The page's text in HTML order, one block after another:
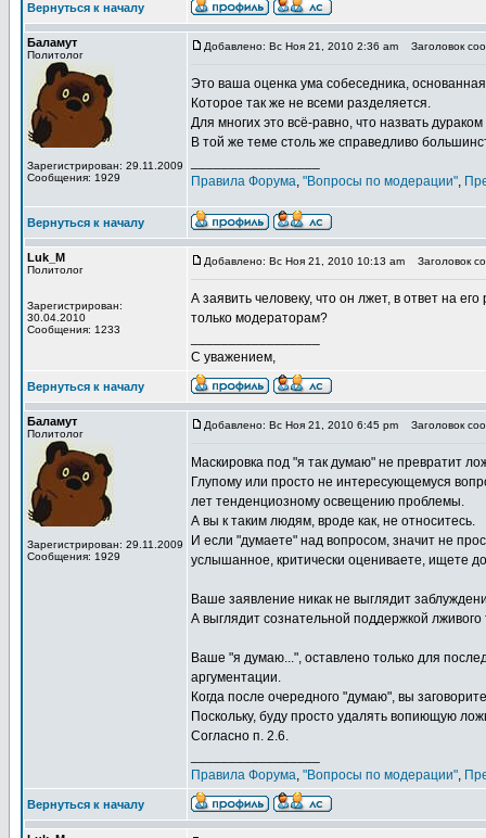
Вернуться к началу
Баламут
Политолог
Зарегистрирован: 29.11.2009
Сообщения: 1929
Добавлено: Вс Ноя 21, 2010 2:36 am Заголовок
Это ваша оценка ума собеседника,
Которое так же не всеми разделяется.
Для многих это всё-равно, что назвать
В той же теме столь же справедливо
Правила Форума, "Вопросы по модерации",
Вернуться к началу
Luk_M
Политолог
Зарегистрирован:
30.04.2010
Сообщения: 1233
Добавлено: Вс Ноя 21, 2010 10:13 am Заголовок
А заявить человеку, что он лжет, в ответ на
только модераторам?
С уважением,
Вернуться к началу
Баламут
Политолог
Зарегистрирован: 29.11.2009
Сообщения: 1929
Добавлено: Вс Ноя 21, 2010 6:45 pm Заголовок
Маскировка под "я так думаю" не превратит
Глупому или просто не интересующемуся
лет тенденциозному освещению проблемы.
А вы к таким людям, вроде как, не относитесь.
И если "думаете" над вопросом, значит не
услышанное, критически оцениваете, ищете
Ваше заявление никак не выглядит
А выглядит сознательной поддержкой лживого
Ваше "я думаю...", оставлено только для
аргументации.
Когда после очередного "думаю", вы
Поскольку, буду просто удалять вопиющую
Согласно п. 2.6.
Правила Форума, "Вопросы по модерации",
Вернуться к началу